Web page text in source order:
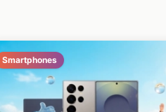
Smartphones